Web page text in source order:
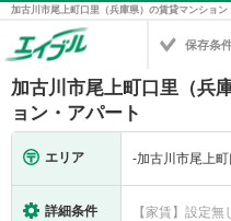
保存条
加古川市尾上町口里（兵
ョン・アパート
エリア -加古川市尾上町
詳細条件 【家賃】設定無